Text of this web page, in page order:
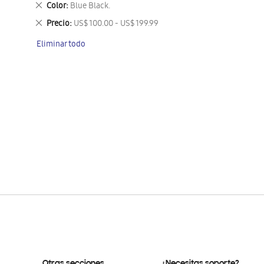
Color Blue Black.
Eliminar
este
artículo
Precio US$ 100.00 - US$ 199.99
Eliminar
artículo
Eliminar todo